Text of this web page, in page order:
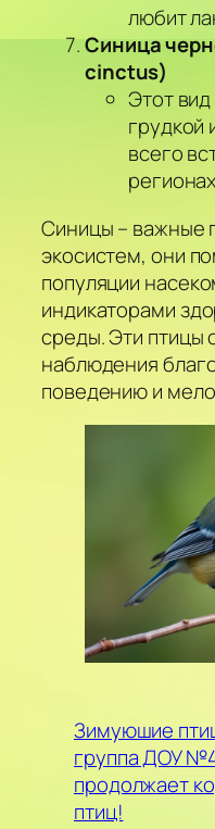
любит
Синица
cinctus)
Этот
грудкой
всего
Синицы – важные
экосистем, они
популяции
индикаторами
среды. Эти птицы
наблюдения
поведению и
Зимуюшие
группа ДОУ
продолжает
птиц!